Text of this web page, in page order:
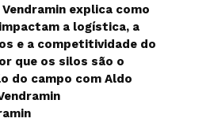
explica como
a logística, a
e a competitividade do
que os silos são o
do campo com Aldo